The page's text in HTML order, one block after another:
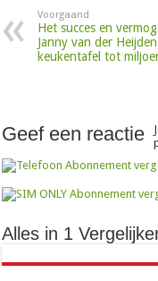
Voorgaand
Het succes en
Janny van der
keukentafel tot
Geef een reactie
Alles in 1